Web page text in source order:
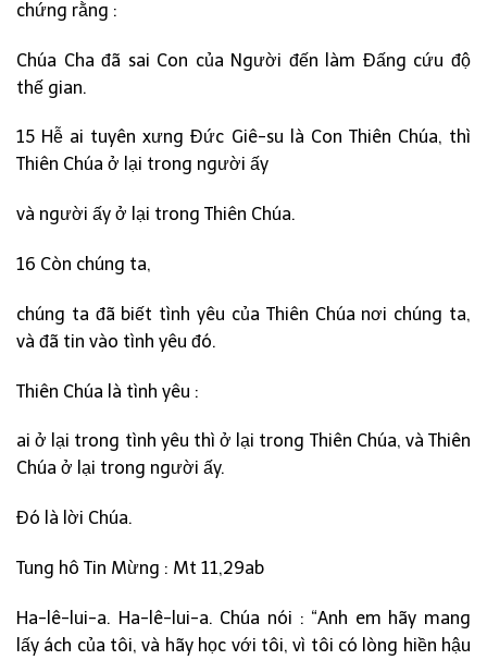
chứng rằng :
Chúa Cha đã sai Con của Người đến làm Đấng cứu độ
thế gian.
15 Hễ ai tuyên xưng Đức Giê-su là Con Thiên Chúa, thì
Thiên Chúa ở lại trong người ấy
và người ấy ở lại trong Thiên Chúa.
16 Còn chúng ta,
chúng ta đã biết tình yêu của Thiên Chúa nơi chúng ta,
và đã tin vào tình yêu đó.
Thiên Chúa là tình yêu :
ai ở lại trong tình yêu thì ở lại trong Thiên Chúa, và Thiên
Chúa ở lại trong người ấy.
Đó là lời Chúa.
Tung hô Tin Mừng : Mt 11,29ab
Ha-lê-lui-a. Ha-lê-lui-a. Chúa nói : “Anh em hãy mang
lấy ách của tôi, và hãy học với tôi, vì tôi có lòng hiền hậu